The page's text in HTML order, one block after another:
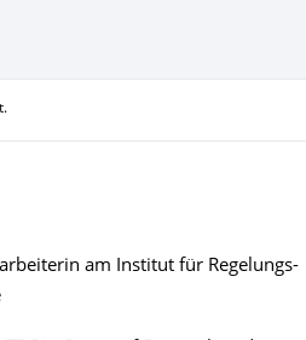
am Institut für Regelungs-